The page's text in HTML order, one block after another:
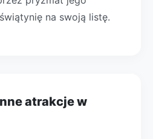
na swoją listę.
atrakcje w